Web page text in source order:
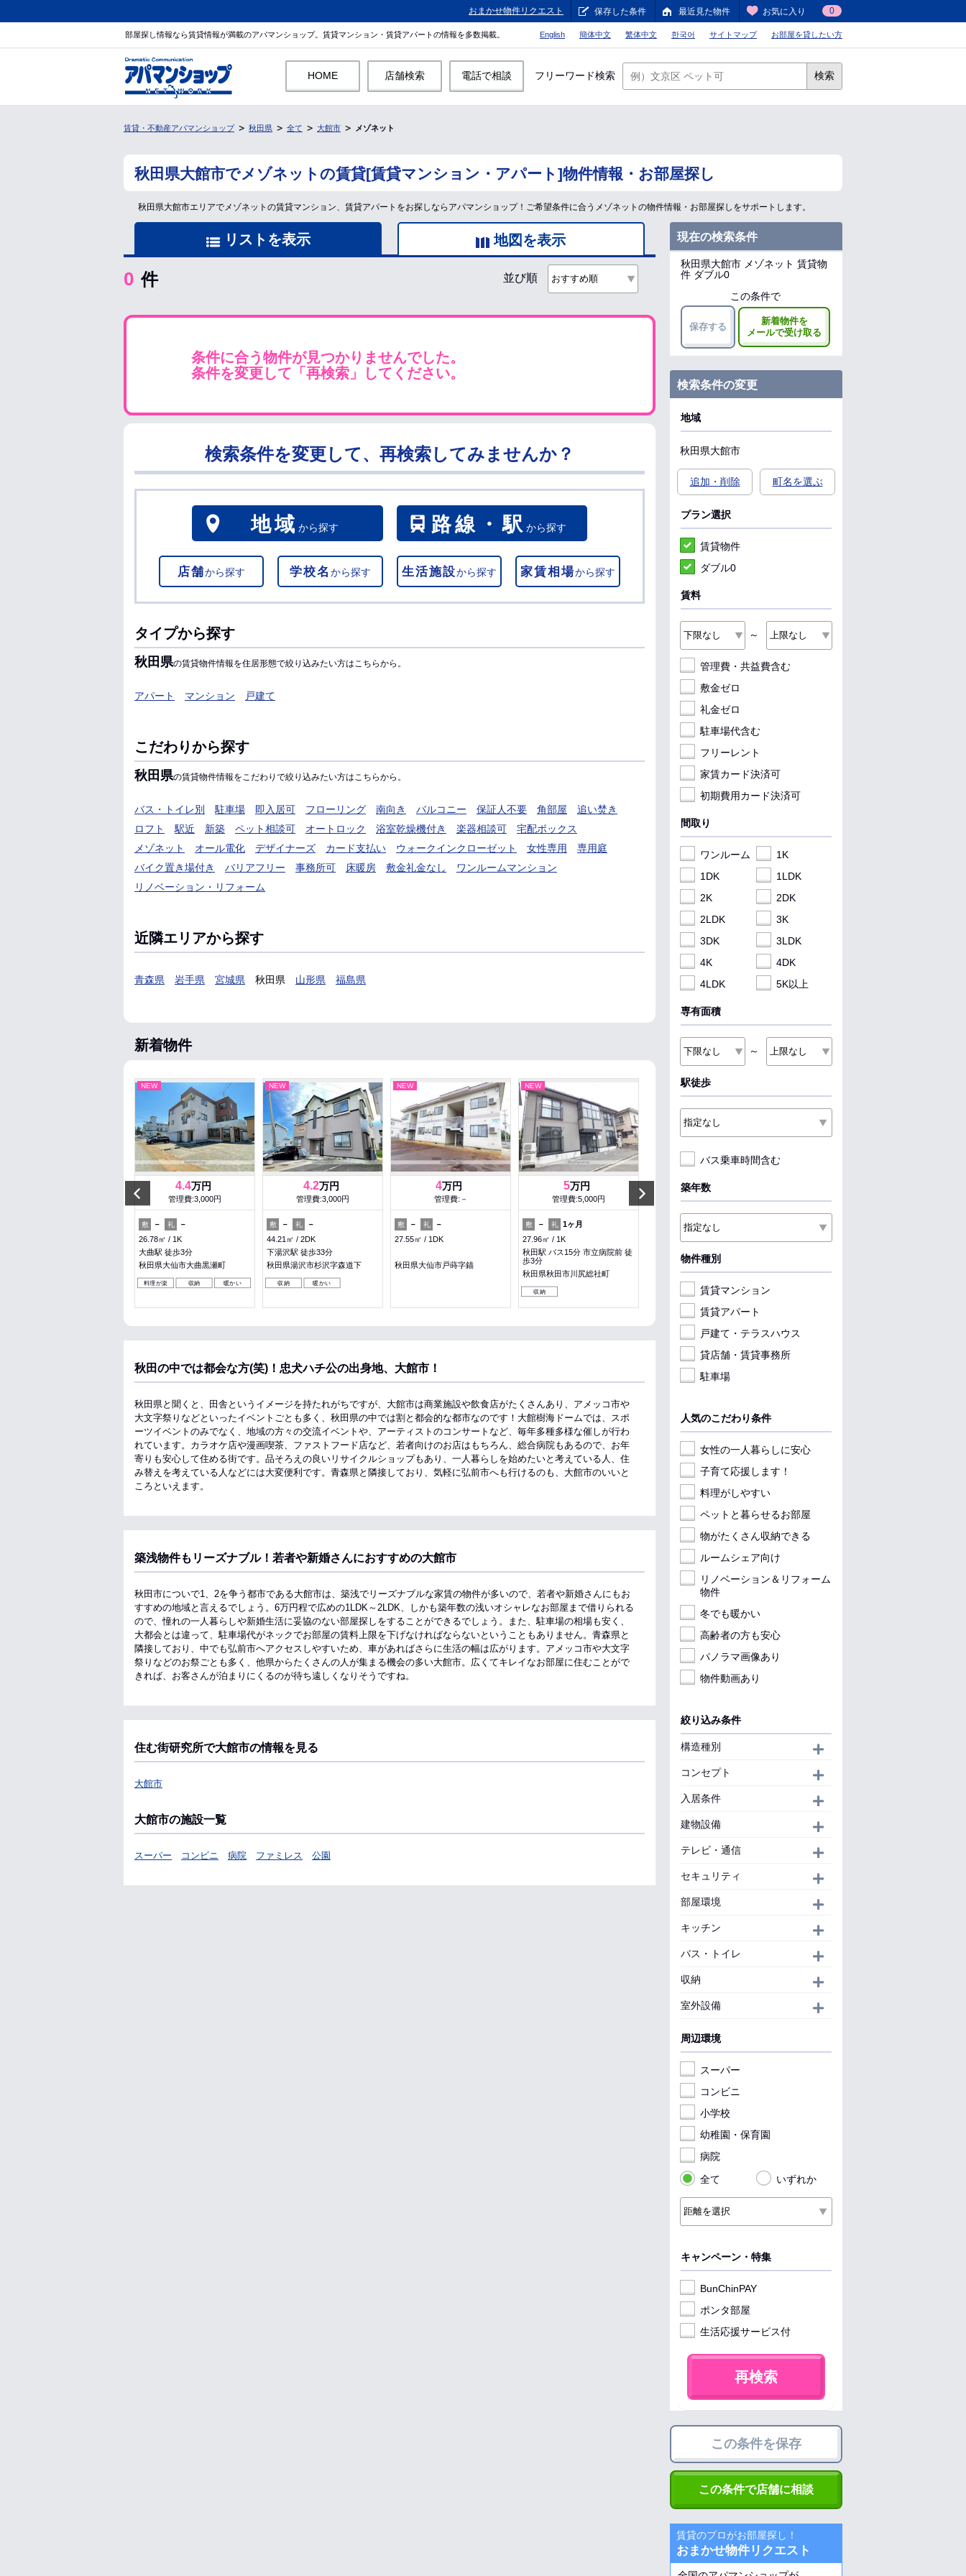
おまかせ物件リクエスト 保存した条件 最近見た物件 お気に入り 0
部屋探し情報なら賃貸情報が満載のアパマンショップ。賃貸マンション・賃貸アパートの情報を多数掲載。 English 簡体中文 繁体中文 한국어 サイトマップ お部屋を貸したい方
HOME 店舗検索 電話で相談 フリーワード検索 検索
賃貸・不動産アパマンショップ 秋田県 全て 大館市 メゾネット
秋田県大館市でメゾネットの賃貸[賃貸マンション・アパート]物件情報・お部屋探し
秋田県大館市エリアでメゾネットの賃貸マンション、賃貸アパートをお探しならアパマンショップ！ご希望条件に合うメゾネットの物件情報・お部屋探しをサポートします。
リストを表示 地図を表示
0 件 並び順
条件に合う物件が見つかりませんでした。
条件を変更して「再検索」してください。
検索条件を変更して、再検索してみませんか？
地域 から探す 路線・駅から探す
店舗から探す 学校名 から探す 生活施設から探す 家賃相場から探す
タイプから探す
秋田県の賃貸物件情報を住居形態で絞り込みたい方はこちらから。
アパート マンション 戸建て
こだわりから探す
秋田県の賃貸物件情報をこだわりで絞り込みたい方はこちらから。
バス・トイレ別 駐車場 即入居可 フローリング 南向き バルコニー 保証人不要 角部屋
追い焚き
ロフト
駅近 新築 ペット相談可 オートロック 浴室乾燥機付き 楽器相談可
宅配ボックス
メゾネット
オール電化 デザイナーズ カード支払い ウォークインクローゼット 女性専用
専用庭
バイク置き場付き
バリアフリー 事務所可 床暖房 敷金礼金なし
ワンルームマンション
リノベーション・リフォーム
近隣エリアから探す
青森県 岩手県 宮城県 秋田県 山形県 福島県
新着物件
Previous
NEW
4.4万円
管理費:3,000円
敷 － 礼
－
26.78㎡
1K
大曲駅 徒歩3分
秋田県大仙市大曲黒瀬町
料理が楽 収納 暖かい
NEW
4.2万円
管理費:3,000円
敷 － 礼
－
44.21㎡
2DK
下湯沢駅 徒歩33分
秋田県湯沢市杉沢字森道下
収納 暖かい
NEW
4万円
管理費:－
敷 － 礼
－
27.55㎡
1DK
秋田県大仙市戸蒔字錨
NEW
5万円
管理費:5,000円
敷 － 礼 1ヶ月
27.96㎡
1K
秋田駅 バス15分 市立病院前 徒
歩3分
秋田県秋田市川尻総社町
収納
7万円
管理費:2,000円
礼 1ヶ月
秋田駅 バス30分 卸センター前
徒歩15分
秋田県秋田市茨島６丁目
管理費:5,000円
1ヶ月
1LDK
秋田の中では都会な方(笑)！忠犬ハチ公の出身地、大館市！
秋田県と聞くと、田舎というイメージを持たれがちですが、大館市は商業施設や飲食店がたくさんあり、アメッコ市や
大文字祭りなどといったイベントごとも多く、秋田県の中では割と都会的な都市なのです！大館樹海ドームでは、スポ
ーツイベントのみでなく、地域の方々の交流イベントや、アーティストのコンサートなど、毎年多種多様な催しが行わ
れています。カラオケ店や漫画喫茶、ファストフード店など、若者向けのお店はもちろん、総合病院もあるので、お年
寄りも安心して住める街です。品そろえの良いリサイクルショップもあり、一人暮らしを始めたいと考えている人、住
み替えを考えている人などには大変便利です。青森県と隣接しており、気軽に弘前市へも行けるのも、大館市のいいと
ころといえます。
築浅物件もリーズナブル！若者や新婚さんにおすすめの大館市
秋田市についで1、2を争う都市である大館市は、築浅でリーズナブルな家賃の物件が多いので、若者や新婚さんにもお
すすめの地域と言えるでしょう。6万円程で広めの1LDK～2LDK、しかも築年数の浅いオシャレなお部屋まで借りられる
ので、憧れの一人暮らしや新婚生活に妥協のない部屋探しをすることができるでしょう。また、駐車場の相場も安く、
大都会とは違って、駐車場代がネックでお部屋の賃料上限を下げなければならないということもありません。青森県と
隣接しており、中でも弘前市へアクセスしやすいため、車があればさらに生活の幅は広がります。アメッコ市や大文字
祭りなどのお祭ごとも多く、他県からたくさんの人が集まる機会の多い大館市。広くてキレイなお部屋に住むことがで
きれば、お客さんが泊まりにくるのが待ち遠しくなりそうですね。
住む街研究所で大館市の情報を見る
大館市
大館市の施設一覧
スーパー コンビニ 病院 ファミレス 公園
現在の検索条件
秋田県大館市 メゾネット 賃貸物
件 ダブル0
この条件で
保存する
新着物件を
メールで受け取る
検索条件の変更
地域
秋田県大館市
追加・削除 町名を選ぶ
プラン選択
賃貸物件
ダブル0
賃料
～
管理費・共益費含む
敷金ゼロ
礼金ゼロ
駐車場代含む
フリーレント
家賃カード決済可
初期費用カード決済可
間取り
ワンルーム
1K
1DK
1LDK
2K
2DK
2LDK
3K
3DK
3LDK
4K
4DK
4LDK
5K以上
専有面積
～
駅徒歩
バス乗車時間含む
築年数
物件種別
賃貸マンション
賃貸アパート
戸建て・テラスハウス
貸店舗・賃貸事務所
駐車場
人気のこだわり条件
女性の一人暮らしに安心
子育て応援します！
料理がしやすい
ペットと暮らせるお部屋
物がたくさん収納できる
ルームシェア向け
リノベーション＆リフォーム
物件
冬でも暖かい
高齢者の方も安心
パノラマ画像あり
物件動画あり
絞り込み条件
構造種別
コンセプト
入居条件
建物設備
テレビ・通信
セキュリティ
部屋環境
キッチン
バス・トイレ
収納
室外設備
周辺環境
スーパー
コンビニ
小学校
幼稚園・保育園
病院
全て
いずれか
キャンペーン・特集
BunChinPAY
ポンタ部屋
生活応援サービス付
再検索
この条件を保存
この条件で店舗に相談
賃貸のプロがお部屋探し！
おまかせ物件リクエスト